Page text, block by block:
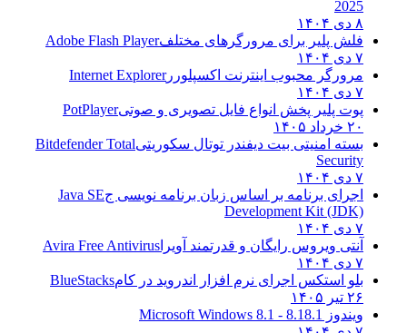
2025
۸ دی ۱۴۰۴
فلش پلیر برای مرورگرهای مختلفAdobe Flash Player
۷ دی ۱۴۰۴
مرورگر محبوب اینترنت اکسپلوررInternet Explorer
۷ دی ۱۴۰۴
پوت پلیر پخش انواع فایل تصویری و صوتیPotPlayer
۲۰ خرداد ۱۴۰۵
بسته امنیتی بیت دیفندر توتال سکوریتیBitdefender Total
Security
۷ دی ۱۴۰۴
اجرای برنامه بر اساس زبان برنامه نویسی جJava SE
Development Kit (JDK)
۷ دی ۱۴۰۴
آنتی ویروس رایگان و قدرتمند آویرا Avira Free Antivirus
۷ دی ۱۴۰۴
بلو استکس اجرای نرم افزار اندروید در کامBlueStacks
۲۶ تیر ۱۴۰۵
ویندوز 8.1
8.1 - Microsoft Windows 8.1